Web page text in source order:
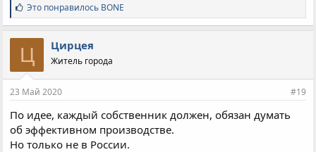
С
и
м
п
а
т
и
:
Это понравилось BONE
Ц Цирцея
Житель города
23 Май 2020 #19
По идее, каждый собственник должен, обязан думать
об эффективном производстве.
Но только не в России.